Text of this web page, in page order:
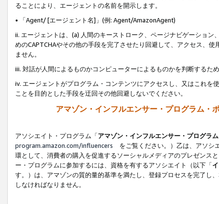
ることにより、エージェントの名前を開示します。
• 「Agent/ [エージェント名]」(例: Agent/AmazonAgent)
ii. エージェントは、(a) 人間のキーストローク、ページナビゲーショ
めのCAPTCHAやその他の手段を完了させたり回避して、アクセス、
ません。
iii. 対話が人間によるものかコンピューターによるものかを判断するた
iv. エージェントがプログラム・コンテンツにアクセスし、又はこれ
ことを目的とした手段を迂回その他回避しないでください。
アマゾン・インフルエンサー・プログラム・
アソシエイト・プログラム「アマゾン・インフルエンサー・プログラム
program.amazon.com/influencers をご覧ください。）乙は、アソシ
環として、消費者の購入を促進するソーシャルメディアのプレゼンス
ー・プログラムに参加するには、資格を有するアソシエイト（以下「
す。）は、アマゾンの質的量的基準を満たし、登録プロセスを完了し、
しなければなりません。